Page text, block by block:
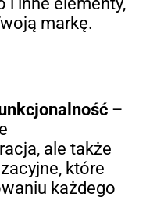
markę.
–
ale także
które
każdego